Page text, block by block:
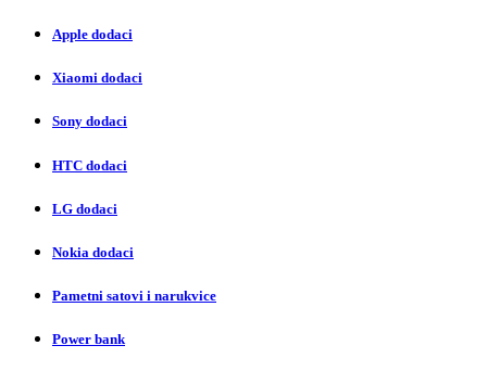
Apple dodaci
Xiaomi dodaci
Sony dodaci
HTC dodaci
LG dodaci
Nokia dodaci
Pametni satovi i narukvice
Power bank